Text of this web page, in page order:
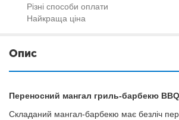
Різні способи оплати
Найкраща ціна
Опис
Переносний мангал гриль-барбекю
Складаний мангал-барбекю має безліч